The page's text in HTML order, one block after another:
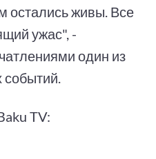
остались живы. Все
ужас", -
один из
событий.
TV: